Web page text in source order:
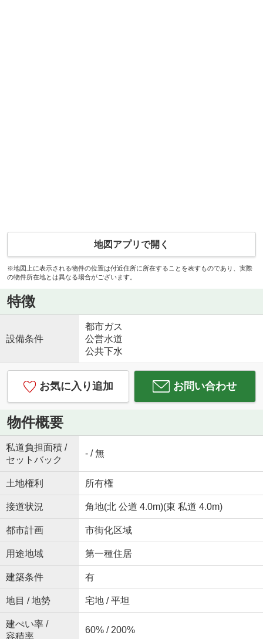
地図アプリで開く
※地図上に表示される物件の位置は付近住所に所在することを表すものであり、実際
の物件所在地とは異なる場合がございます。
特徴
設備条件
都市ガス
公営水道
公共下水
お気に入り追加 お問い合わせ
物件概要
私道負担面積 /
セットバック
- / 無
土地権利 所有権
接道状況 角地(北 公道 4.0m)(東 私道 4.0m)
都市計画 市街化区域
用途地域 第一種住居
建築条件 有
地目 / 地勢 宅地 / 平坦
建ぺい率 /
容積率
60% / 200%